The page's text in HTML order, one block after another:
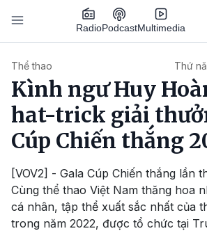
Nhảy đến nội dung
RadioPodcastMultimedia
Thể thao Thứ
Kình ngư Huy
hat-trick giải
Cúp Chiến thắng
[VOV2] - Gala Cúp Chiến thắng lần
Cùng thể thao Việt Nam thăng hoa
cá nhân, tập thể xuất sắc nhất của
trong năm 2022, được tổ chức tại